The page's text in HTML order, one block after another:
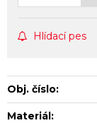
Hlídací pes
Obj. číslo:
Materiál: